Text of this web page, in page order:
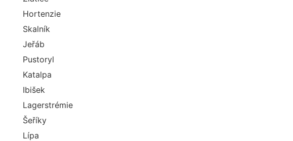
Hortenzie
Skalník
Jeřáb
Pustoryl
Katalpa
Ibišek
Lagerstrémie
Šeříky
Lípa